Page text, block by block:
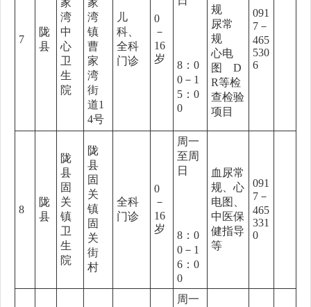
7
陇
县
家
湾
中
心
卫
生
院
家
湾
镇
曹
家
湾
街
道1
4号
儿
科、
全科
门诊
0
－
16
岁
8：0
0－1
5：0
0
规
尿常
规
心电
图 D
R等检
查检验
项目
091
7－
465
530
6
8
陇
县
陇
县
固
关
镇
卫
生
院
陇
县
固
关
镇
固
关
街
村
全科
门诊
0
－
16
岁
周一
至周
日
8：0
0－1
6：0
0
血尿常
规、心
电图、
中医保
健指导
等
091
7－
465
331
0
周一